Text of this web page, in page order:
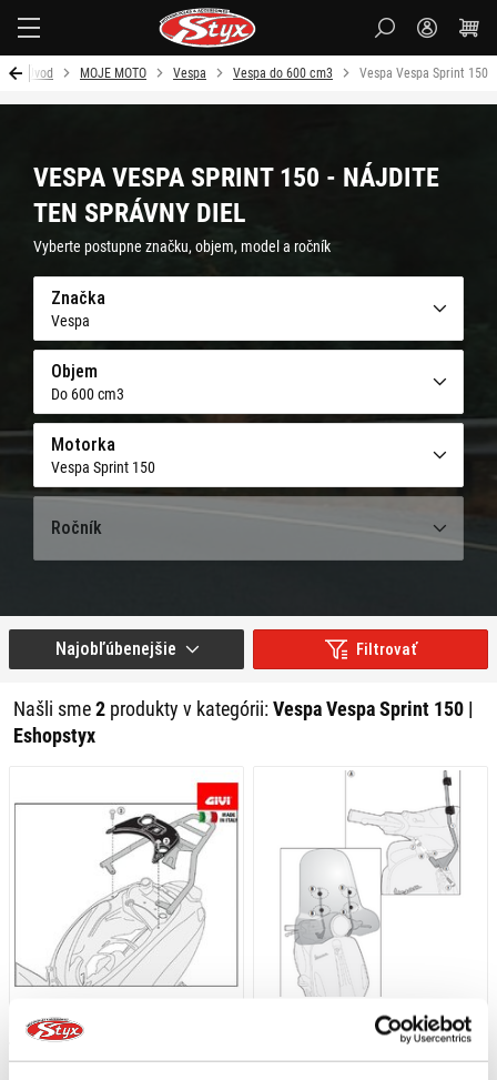
Úvod MOJE MOTO Vespa Vespa do 600 cm3 Vespa Vespa Sprint 150
VESPA VESPA SPRINT 150 - NÁJDITE
TEN SPRÁVNY DIEL
Vyberte postupne značku, objem, model a ročník
Značka
Vespa
Objem
Do 600 cm3
Motorka
Vespa Sprint 150
Ročník
Filtrovať
Našli sme2 produkty v kategórii:Vespa Vespa Sprint 150 |
Eshopstyx
Najobľúbenejšie
71,95 €